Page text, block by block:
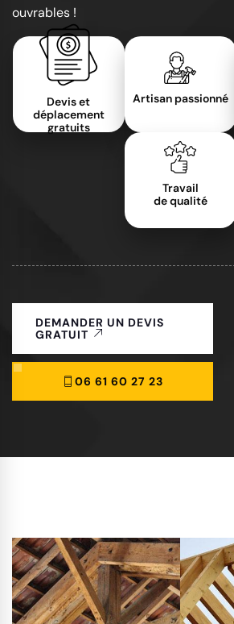
ouvrables !
Devis et
déplacement
gratuits
Artisan passionné
Travail
de qualité
DEMANDER UN DEVIS
GRATUIT
06 61 60 27 23